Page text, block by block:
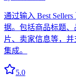
通过输入 Best
据。包括商品标题
片、卖家信息等，
集成。
5.0